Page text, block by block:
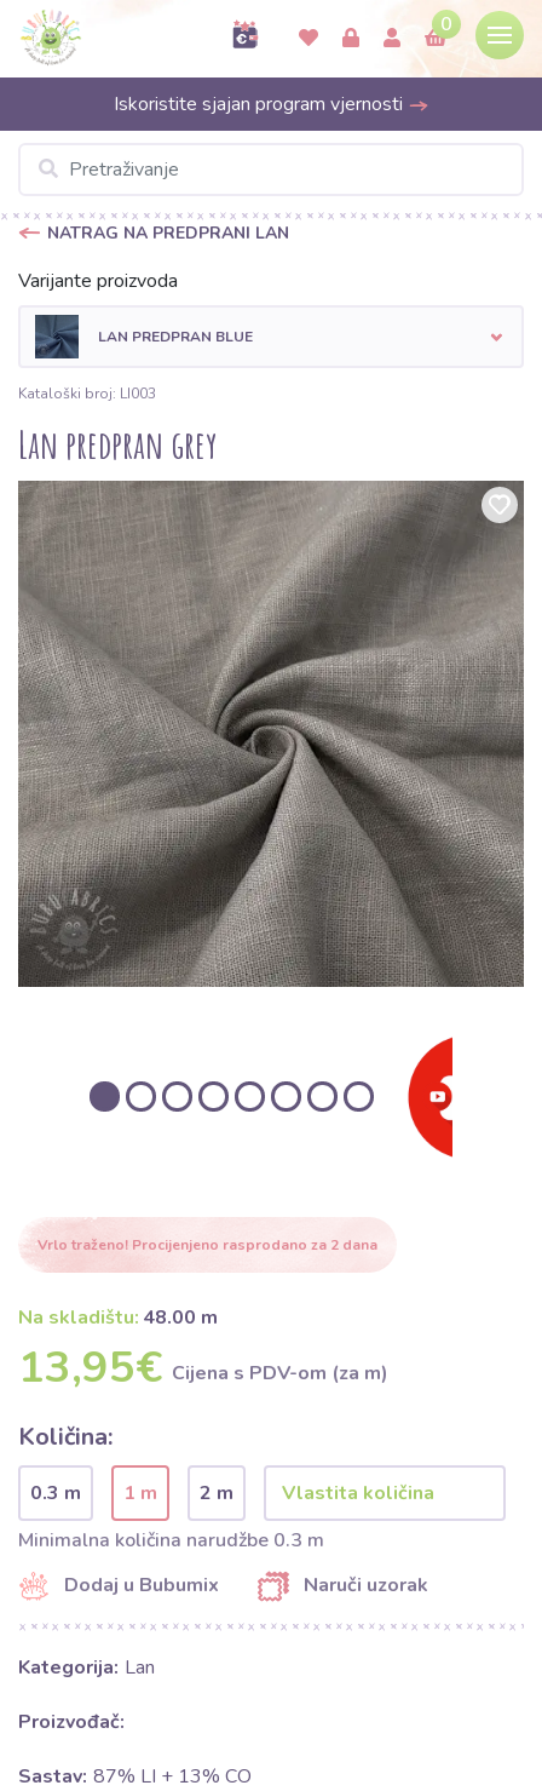
0
Iskoristite sjajan program vjernosti
NATRAG NA PREDPRANI LAN
Varijante proizvoda
LAN PREDPRAN BLUE
Kataloški broj: LI003
Lan predpran grey
Vrlo traženo! Procijenjeno rasprodano za 2 dana
Na skladištu: 48.00 m
13,95€ Cijena s PDV-om (za m)
Količina:
0.3 m 1 m
2 m
Minimalna količina narudžbe 0.3 m
Dodaj u Bubumix
Naruči uzorak
Kategorija: Lan
Proizvođač:
Sastav: 87% LI + 13% CO